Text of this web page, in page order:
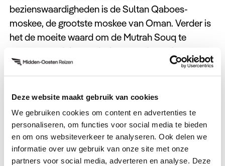
Deze website maakt gebruik van cookies
We gebruiken cookies om content en advertenties te
personaliseren, om functies voor social media te bieden
en om ons websiteverkeer te analyseren. Ook delen we
informatie over uw gebruik van onze site met onze
partners voor social media, adverteren en analyse. Deze
bezienswaardigheden is de Sultan Qaboes-
moskee, de grootste moskee van Oman. Verder is
het de moeite waard om de Mutrah Souq te
bezoeken. Wil je de reis liever rustig beginnen?
Dan kan je heerlijk tot rust komen aan de stranden.
stad in Oman. Als je de cultuur van Oman wilt
ervaren, dan ben je hier op de juiste plek. Hier
vindt elke vrijdag de geitenmarkt plaats, een
ervaring die je niet mag missen. Daarnaast heb je
de Nizwa Souq, waar je de levendige markt van